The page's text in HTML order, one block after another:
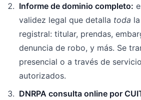
Informe de dominio completo:
validez legal que detalla toda
registral: titular, prendas,
denuncia de robo, y más. Se
presencial o a través de
autorizados.
DNRPA consulta online por